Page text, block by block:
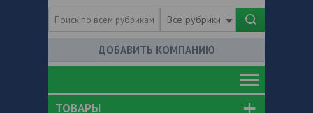
Все рубрики
ДОБАВИТЬ КОМПАНИЮ
ТОВАРЫ